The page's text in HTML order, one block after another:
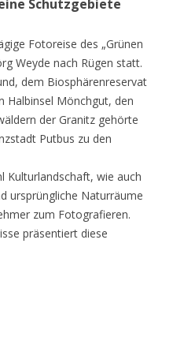
Schutzgebiete
Fotoreise des „Grünen
Weyde nach Rügen statt.
dem Biosphärenreservat
Halbinsel Mönchgut, den
der Granitz gehörte
Putbus zu den
Kulturlandschaft, wie auch
ursprüngliche Naturräume
zum Fotografieren.
präsentiert diese